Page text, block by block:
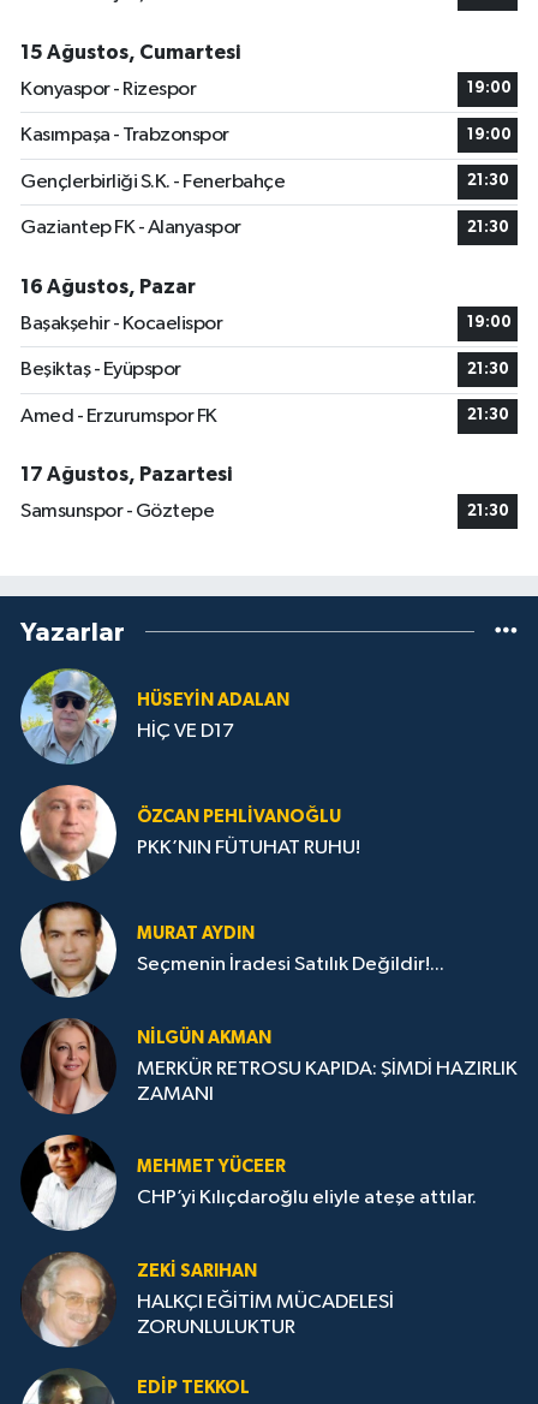
15 Ağustos, Cumartesi
Konyaspor - Rizespor
19:00
Kasımpaşa - Trabzonspor 19:00
Gençlerbirliği S.K. - Fenerbahçe 21:30
Gaziantep FK - Alanyaspor 21:30
16 Ağustos, Pazar
Başakşehir - Kocaelispor
19:00
Beşiktaş - Eyüpspor 21:30
Amed - Erzurumspor FK 21:30
17 Ağustos, Pazartesi
Samsunspor - Göztepe
21:30
Yazarlar
HÜSEYIN ADALAN
HİÇ VE D17
ÖZCAN PEHLIVANOĞLU
PKK’NIN FÜTUHAT RUHU!
MURAT AYDIN
Seçmenin İradesi Satılık Değildir!...
NILGÜN AKMAN
MERKÜR RETROSU KAPIDA: ŞİMDİ HAZIRLIK
ZAMANI
MEHMET YÜCEER
CHP’yi Kılıçdaroğlu eliyle ateşe attılar.
ZEKI SARIHAN
HALKÇI EĞİTİM MÜCADELESİ
ZORUNLULUKTUR
EDIP TEKKOL